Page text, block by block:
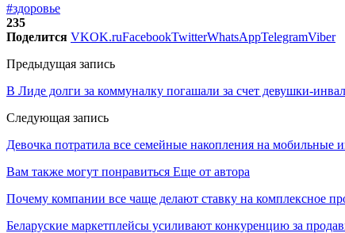
#здоровье
235
Поделится VKOK.ruFacebookTwitterWhatsAppTelegramViber
Предыдущая запись
В Лиде долги за коммуналку погашали за счет девушки-
Следующая запись
Девочка потратила все семейные накопления на мобильные
Вам также могут понравиться Еще от автора
Почему компании все чаще делают ставку на комплексное
Беларуские маркетплейсы усиливают конкуренцию за